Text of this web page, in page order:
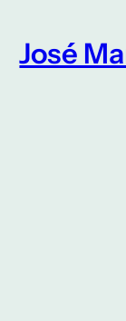
para
José